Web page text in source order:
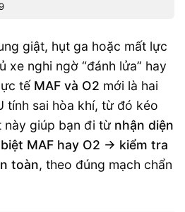
giật, hụt ga hoặc mất lực
xe nghi ngờ “đánh lửa” hay
tế MAF và O2 mới là hai
tính sai hòa khí, từ đó kéo
này giúp bạn đi từ nhận diện
MAF hay O2 → kiểm tra
toàn, theo đúng mạch chẩn